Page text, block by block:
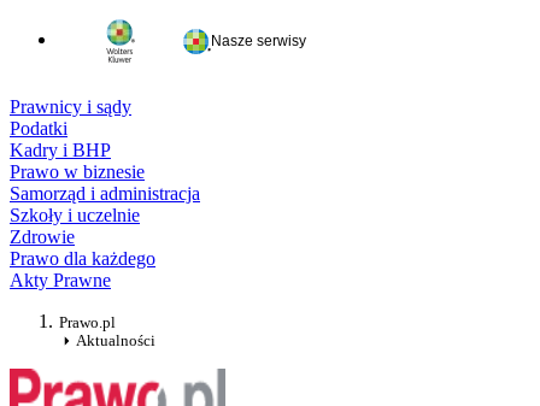
Nasze serwisy
Prawnicy i sądy
Podatki
Kadry i BHP
Prawo w biznesie
Samorząd i administracja
Szkoły i uczelnie
Zdrowie
Prawo dla każdego
Akty Prawne
Prawo.pl
Aktualności